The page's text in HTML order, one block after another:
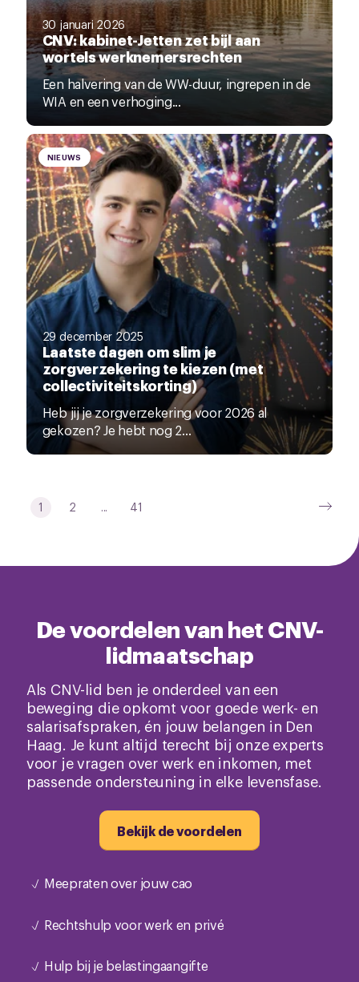
30 januari 2026
CNV: kabinet-Jetten zet bijl aan
wortels werknemersrechten
Een halvering van de WW-duur, ingrepen in de
WIA en een verhoging...
NIEUWS
29 december 2025
Laatste dagen om slim je
zorgverzekering te kiezen (met
collectiviteitskorting)
Heb jij je zorgverzekering voor 2026 al
gekozen? Je hebt nog 2...
1 2 ... 41
De voordelen van het CNV-
lidmaatschap
Als CNV-lid ben je onderdeel van een
beweging die opkomt voor goede werk- en
salarisafspraken, én jouw belangen in Den
Haag. Je kunt altijd terecht bij onze experts
voor je vragen over werk en inkomen, met
passende ondersteuning in elke levensfase.
Bekijk de voordelen
Meepraten over jouw cao
Rechtshulp voor werk en privé
Hulp bij je belastingaangifte